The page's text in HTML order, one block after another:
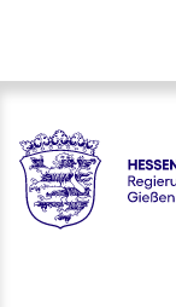
Hessen -